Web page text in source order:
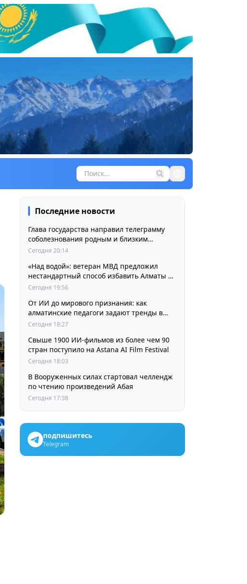
Последние новости
Глава государства направил телеграмму
соболезнования родным и близким
выдающегося кинорежиссера Ардака
Сегодня 20:14
«Над водой»: ветеран МВД предложил
нестандартный способ избавить Алматы от
пробок и смога
Сегодня 19:56
От ИИ до мирового признания: как
алматинские педагоги задают тренды в
изучении языков
Сегодня 18:27
Свыше 1900 ИИ-фильмов из более чем 90
стран поступило на Astana AI Film Festival
Сегодня 18:03
В Вооруженных силах стартовал челлендж
по чтению произведений Абая
Сегодня 17:38
подпишитесь
Telegram